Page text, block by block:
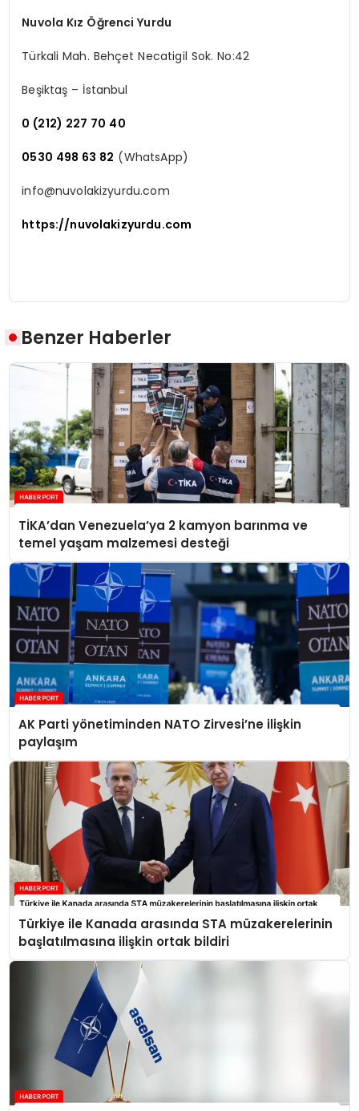
Nuvola Kız Öğrenci Yurdu
Türkali Mah. Behçet Necatigil Sok. No:42
Beşiktaş – İstanbul
0 (212) 227 70 40
0530 498 63 82 (WhatsApp)
info@nuvolakizyurdu.com
https://nuvolakizyurdu.com
Benzer Haberler
TİKA’dan Venezuela’ya 2 kamyon barınma ve
temel yaşam malzemesi desteği
AK Parti yönetiminden NATO Zirvesi’ne ilişkin
paylaşım
Türkiye ile Kanada arasında STA müzakerelerinin
başlatılmasına ilişkin ortak bildiri